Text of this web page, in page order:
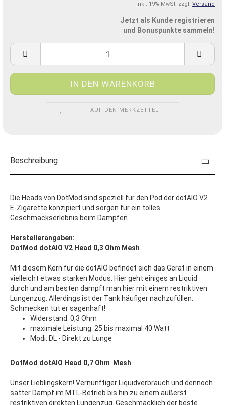
inkl. 19% MwSt. zzgl. Versand
Jetzt als Kunde registrieren
und Bonuspunkte sammeln!
AUF DEN MERKZETTEL
Beschreibung
Die Heads von DotMod sind speziell für den Pod der dotAIO V2
E-Zigarette konzipiert und sorgen für ein tolles
Geschmackserlebnis beim Dampfen.
Herstellerangaben:
DotMod dotAIO V2 Head 0,3 Ohm Mesh
Mit diesem Kern für die dotAIO befindet sich das Gerät in einem
vielleicht etwas starken Modus. Hier geht einiges an Liquid
durch und am besten dampft man hier mit einem restriktiven
Lungenzug. Allerdings ist der Tank häufiger nachzufüllen.
Schmecken tut er sagenhaft!
Widerstand: 0,3 Ohm
maximale Leistung: 25 bis maximal 40 Watt
Modi: DL - Direkt zu Lunge
DotMod dotAIO Head 0,7 Ohm Mesh
Unser Lieblingskern! Vernünftiger Liquidverbrauch und dennoch
satter Dampf im MTL-Betrieb bis hin zu einem äußerst
restriktiven direkten Lungenzug. Geschmacklich der beste